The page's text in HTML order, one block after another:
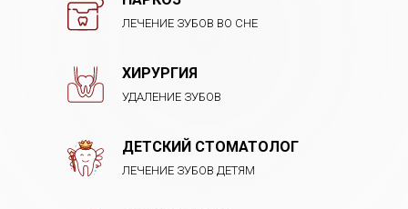
ЛЕЧЕНИЕ ЗУБОВ ДЕТЯМ
ДЕТСКИЙ СТОМАТОЛОГ
УДАЛЕНИЕ ЗУБОВ
ХИРУРГИЯ
ЛЕЧЕНИЕ ЗУБОВ ВО СНЕ